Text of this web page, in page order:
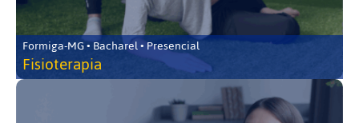
Formiga-MG • Bacharel • Presencial
Fisioterapia